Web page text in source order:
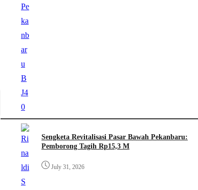
Sengketa Revitalisasi Pasar Bawah Pekanbaru:
Pemborong Tagih Rp15,3 M
July 31, 2026